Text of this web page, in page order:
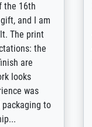
strives to
provides
the best
by the
from, and
also with
not in that